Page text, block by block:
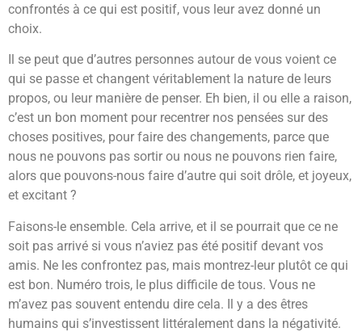
confrontés à ce qui est positif, vous leur avez donné un
choix.
Il se peut que d’autres personnes autour de vous voient ce
qui se passe et changent véritablement la nature de leurs
propos, ou leur manière de penser. Eh bien, il ou elle a raison,
c’est un bon moment pour recentrer nos pensées sur des
choses positives, pour faire des changements, parce que
nous ne pouvons pas sortir ou nous ne pouvons rien faire,
alors que pouvons-nous faire d’autre qui soit drôle, et joyeux,
et excitant ?
Faisons-le ensemble. Cela arrive, et il se pourrait que ce ne
soit pas arrivé si vous n’aviez pas été positif devant vos
amis. Ne les confrontez pas, mais montrez-leur plutôt ce qui
est bon. Numéro trois, le plus difficile de tous. Vous ne
m’avez pas souvent entendu dire cela. Il y a des êtres
humains qui s’investissent littéralement dans la négativité.